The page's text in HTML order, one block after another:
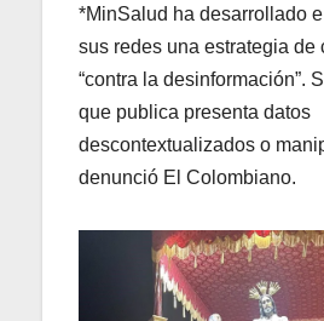
*MinSalud ha desarrollado
sus redes una estrategia de
“contra la desinformación”.
que publica presenta datos
descontextualizados o
denunció El Colombiano.